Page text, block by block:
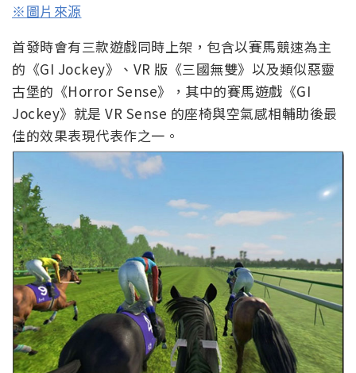
※圖片來源
首發時會有三款遊戲同時上架，包含以賽馬競速為主
的《GI Jockey》、VR 版《三國無雙》以及類似惡靈
古堡的《Horror Sense》，其中的賽馬遊戲《GI
Jockey》就是 VR Sense 的座椅與空氣感相輔助後最
佳的效果表現代表作之一。